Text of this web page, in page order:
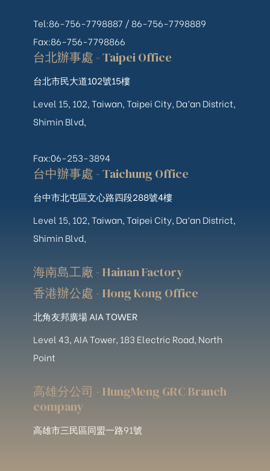
Tel:86-756-7798887 / 86-756-7798889
Fax:86-756-7798866
台北辦事處 - Taipei Office
台北市民大道102號15樓
Level 15, 102, Taiwan, Taipei City, Da’an District,
Shimin Blvd,
Fax:06-253-3894
台中辦事處 - Taichung Office
台中市北屯區文心路四段288號4樓
Level 15, 102, Taiwan, Taipei City, Da’an District,
Shimin Blvd,
海南島工廠 - Hainan Factory
香港辦公處 - Hong Kong Office
北角友邦廣場 AIA TOWER
Level 43, AIA Tower, 183 Electric Road, North
Point
高雄分公司 - HungMeng GRC Branch
company
高雄市三民區同盟一路91號